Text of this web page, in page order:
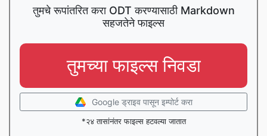
तुमचे रूपांतरित करा ODT करण्यासाठी Markdown
सहजतेने फाइल्स
तुमच्या फाइल्स निवडा
Google ड्राइव पासून इम्पोर्ट करा
*२४ तासांनंतर फाइल्स हटवल्या जातात